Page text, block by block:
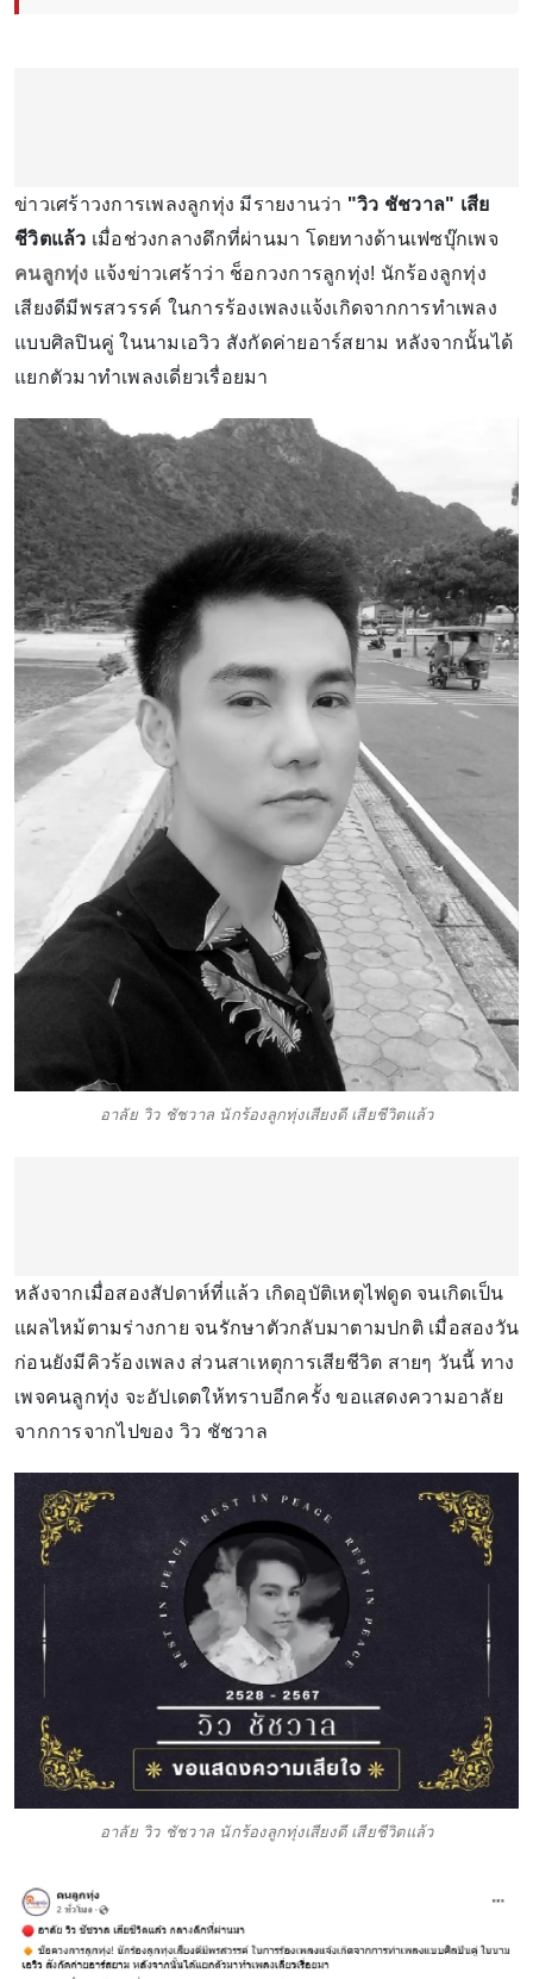
ข่าวเศร้าวงการเพลงลูกทุ่ง มีรายงานว่า "วิว ชัชวาล" เสีย
ชีวิตแล้ว เมื่อช่วงกลางดึกที่ผ่านมา โดยทางด้านเฟซบุ๊กเพจ
คนลูกทุ่ง แจ้งข่าวเศร้าว่า ช็อกวงการลูกทุ่ง! นักร้องลูกทุ่ง
เสียงดีมีพรสวรรค์ ในการร้องเพลงแจ้งเกิดจากการทำเพลง
แบบศิลปินคู่ ในนามเอวิว สังกัดค่ายอาร์สยาม หลังจากนั้นได้
แยกตัวมาทำเพลงเดี่ยวเรื่อยมา
อาลัย วิว ชัชวาล นักร้องลูกทุ่งเสียงดี เสียชีวิตแล้ว
หลังจากเมื่อสองสัปดาห์ที่แล้ว เกิดอุบัติเหตุไฟดูด จนเกิดเป็น
แผลไหม้ตามร่างกาย จนรักษาตัวกลับมาตามปกติ เมื่อสองวัน
ก่อนยังมีคิวร้องเพลง ส่วนสาเหตุการเสียชีวิต สายๆ วันนี้ ทาง
เพจคนลูกทุ่ง จะอัปเดตให้ทราบอีกครั้ง ขอแสดงความอาลัย
จากการจากไปของ วิว ชัชวาล
อาลัย วิว ชัชวาล นักร้องลูกทุ่งเสียงดี เสียชีวิตแล้ว